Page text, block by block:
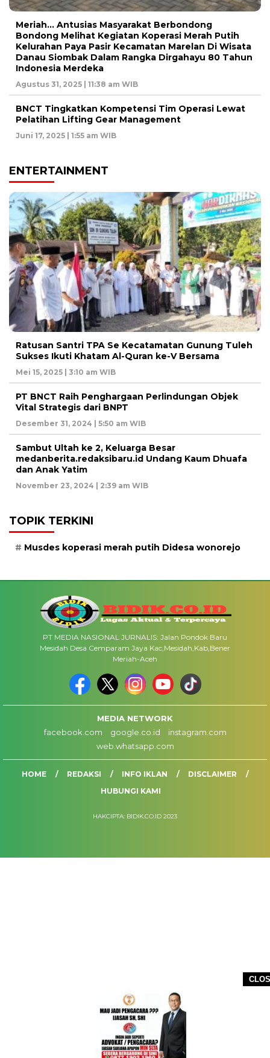
Meriah… Antusias Masyarakat Berbondong
Bondong Melihat Kegiatan Koperasi Merah Putih
Kelurahan Paya Pasir Kecamatan Marelan Di Wisata
Danau Siombak Dalam Rangka Dirgahayu 80 Tahun
Indonesia Merdeka
Agustus 31, 2025 | 11:38 am WIB
BNCT Tingkatkan Kompetensi Tim Operasi Lewat
Pelatihan Lifting Gear Management
Juni 17, 2025 | 1:55 am WIB
ENTERTAINMENT
Ratusan Santri TPA Se Kecatamatan Gunung Tuleh
Sukses Ikuti Khatam Al-Quran ke-V Bersama
Mei 15, 2025 | 3:10 am WIB
PT BNCT Raih Penghargaan Perlindungan Objek
Vital Strategis dari BNPT
Desember 31, 2024 | 5:50 am WIB
Sambut Ultah ke 2, Keluarga Besar
medanberita.redaksibaru.id Undang Kaum Dhuafa
dan Anak Yatim
November 23, 2024 | 2:39 am WIB
TOPIK TERKINI
Musdes koperasi merah putih Didesa wonorejo
PT MEDIA NASIONAL JURNALIS: Jalan Pondok Baru
Mesidah Desa Cemparam Jaya Kac,Mesidah,Kab,Bener
Meriah-Aceh
MEDIA NETWORK
facebook.com
google.co.id
instagram.com
web.whatsapp.com
HOME REDAKSI INFO IKLAN
DISCLAIMER
HUBUNGI KAMI
HAKCIPTA: BIDIK.CO.ID 2023